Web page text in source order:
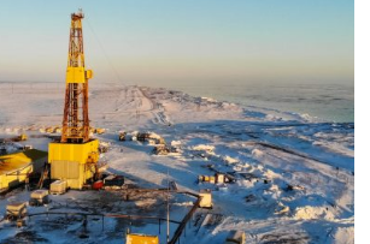
бытом, но после появления
детали и собирать их
стали строить быстро. Например,
из комфортабельных финских домов
г. в Ямбурге.
вахт существенно лучше
хотя сохраняются и вагонные
также отличает больший контроль и
отсутствие свободы. Эта работа